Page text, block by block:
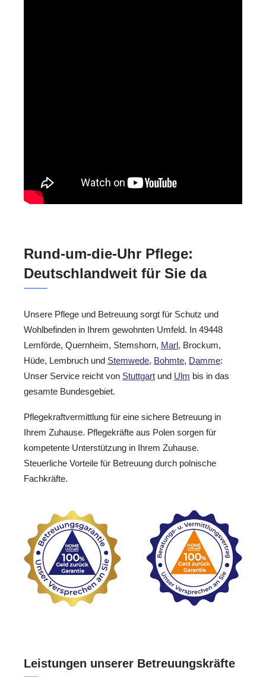
Rund-um-die-Uhr Pflege:
Deutschlandweit für Sie da
Unsere Pflege und Betreuung sorgt für Schutz und
Wohlbefinden in Ihrem gewohnten Umfeld. In 49448
Lemförde, Quernheim, Stemshorn, Marl, Brockum,
Hüde, Lembruch und Stemwede, Bohmte, Damme:
Unser Service reicht von Stuttgart und Ulm bis in das
gesamte Bundesgebiet.
Pflegekraftvermittlung für eine sichere Betreuung in
Ihrem Zuhause. Pflegekräfte aus Polen sorgen für
kompetente Unterstützung in Ihrem Zuhause.
Steuerliche Vorteile für Betreuung durch polnische
Fachkräfte.
Leistungen unserer Betreuungskräfte